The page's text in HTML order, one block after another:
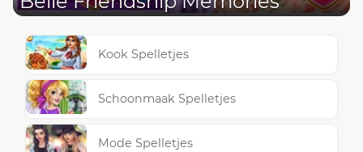
Kook Spelletjes
Schoonmaak Spelletjes
Mode Spelletjes